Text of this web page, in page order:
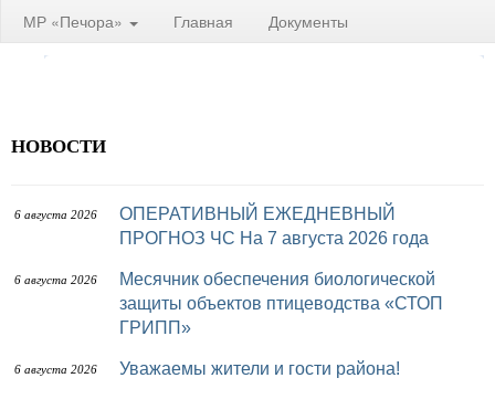
МР «Печора» Главная Документы
НОВОСТИ
6 августа 2026
ОПЕРАТИВНЫЙ ЕЖЕДНЕВНЫЙ
ПРОГНОЗ ЧС На 7 августа 2026 года
6 августа 2026
Месячник обеспечения биологической
защиты объектов птицеводства «СТОП
ГРИПП»
6 августа 2026 Уважаемы жители и гости района!